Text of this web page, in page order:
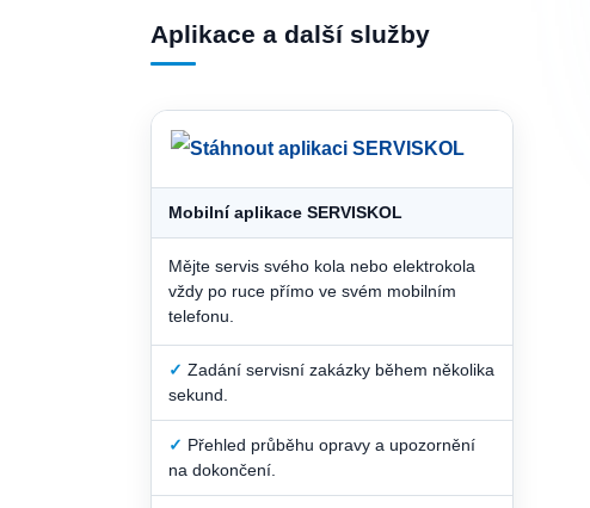
Aplikace a další služby
Mobilní aplikace SERVISKOL
Mějte servis svého kola nebo elektrokola
vždy po ruce přímo ve svém mobilním
telefonu.
✓ Zadání servisní zakázky během několika
sekund.
✓ Přehled průběhu opravy a upozornění
na dokončení.